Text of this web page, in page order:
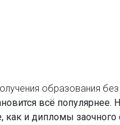
образования
всё
и дипломы заочного